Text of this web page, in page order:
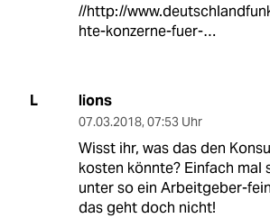
//http://
hte-konzerne-fuer-…
L lions
07.03.2018, 07:53 Uhr
Wisst ihr, was das den
kosten könnte? Einfach mal
unter so ein Arbeitgeber-
das geht doch nicht!